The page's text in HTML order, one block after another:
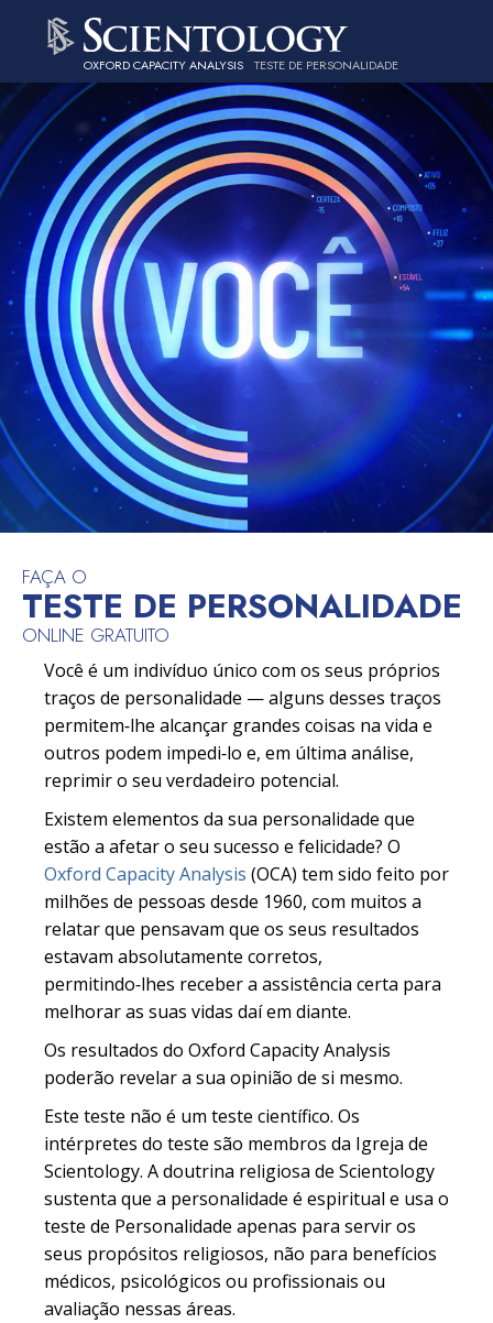
OXFORD CAPACITY ANALYSIS TESTE DE PERSONALIDADE
FAÇA O
TESTE DE PERSONALIDADE
ONLINE GRATUITO
Você é um indivíduo único com os seus próprios
traços de personalidade — alguns desses traços
permitem‑lhe alcançar grandes coisas na vida e
outros podem impedi‑lo e, em última análise,
reprimir o seu verdadeiro potencial.
Existem elementos da sua personalidade que
estão a afetar o seu sucesso e felicidade? O
Oxford Capacity Analysis (OCA) tem sido feito por
milhões de pessoas desde 1960, com muitos a
relatar que pensavam que os seus resultados
estavam absolutamente corretos,
permitindo‑lhes receber a assistência certa para
melhorar as suas vidas daí em diante.
Os resultados do Oxford Capacity Analysis
poderão revelar a sua opinião de si mesmo.
Este teste não é um teste científico. Os
intérpretes do teste são membros da Igreja de
Scientology. A doutrina religiosa de Scientology
sustenta que a personalidade é espiritual e usa o
teste de Personalidade apenas para servir os
seus propósitos religiosos, não para benefícios
médicos, psicológicos ou profissionais ou
avaliação nessas áreas.